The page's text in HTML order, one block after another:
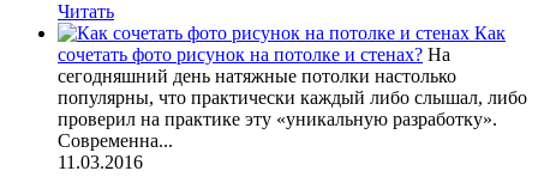
Читать
Как
сочетать фото рисунок на потолке и стенах? На
сегодняшний день натяжные потолки настолько
популярны, что практически каждый либо слышал, либо
проверил на практике эту «уникальную разработку».
Современна...
11.03.2016